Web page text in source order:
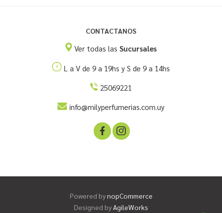
CONTACTANOS
Ver todas lasSucursales
L a V de 9 a 19hs y S de 9 a 14hs
25069221
info@milyperfumerias.com.uy
Powered bynopCommerce
Designed byAgileWorks